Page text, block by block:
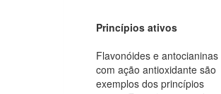
Princípios ativos
Flavonóides e antocianinas
com ação antioxidante são
exemplos dos princípios